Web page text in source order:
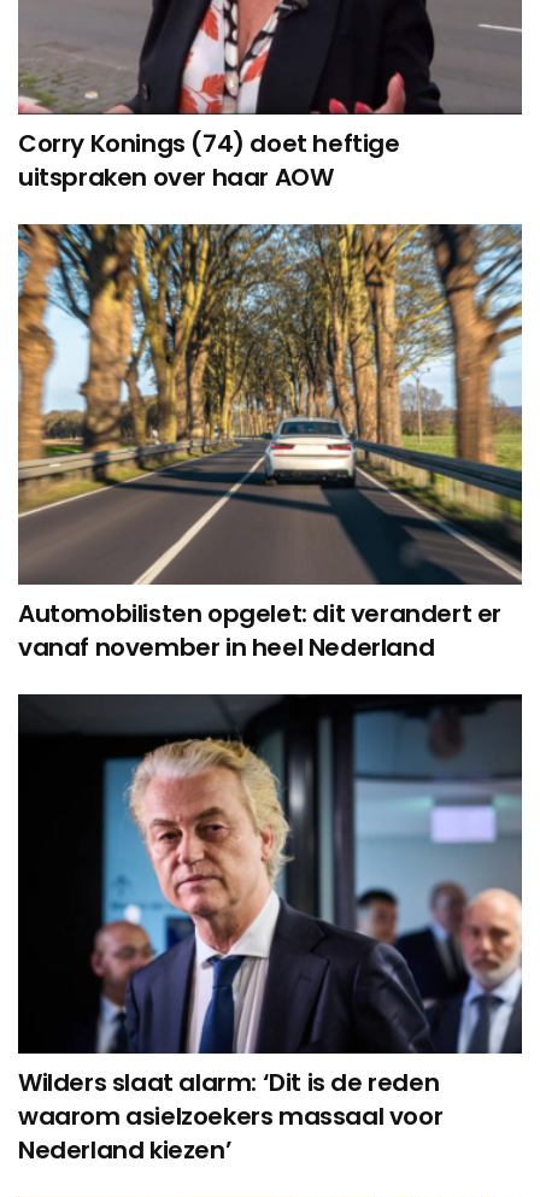
Corry Konings (74) doet heftige
uitspraken over haar AOW
Automobilisten opgelet: dit verandert er
vanaf november in heel Nederland
Wilders slaat alarm: ‘Dit is de reden
waarom asielzoekers massaal voor
Nederland kiezen’